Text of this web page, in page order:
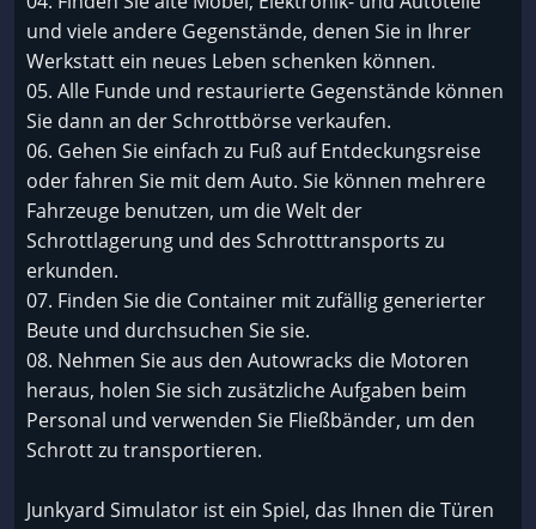
und viele andere Gegenstände, denen Sie in Ihrer
Werkstatt ein neues Leben schenken können.
05. Alle Funde und restaurierte Gegenstände können
Sie dann an der Schrottbörse verkaufen.
06. Gehen Sie einfach zu Fuß auf Entdeckungsreise
oder fahren Sie mit dem Auto. Sie können mehrere
Fahrzeuge benutzen, um die Welt der
Schrottlagerung und des Schrotttransports zu
erkunden.
07. Finden Sie die Container mit zufällig generierter
Beute und durchsuchen Sie sie.
08. Nehmen Sie aus den Autowracks die Motoren
heraus, holen Sie sich zusätzliche Aufgaben beim
Personal und verwenden Sie Fließbänder, um den
Schrott zu transportieren.
Junkyard Simulator ist ein Spiel, das Ihnen die Türen